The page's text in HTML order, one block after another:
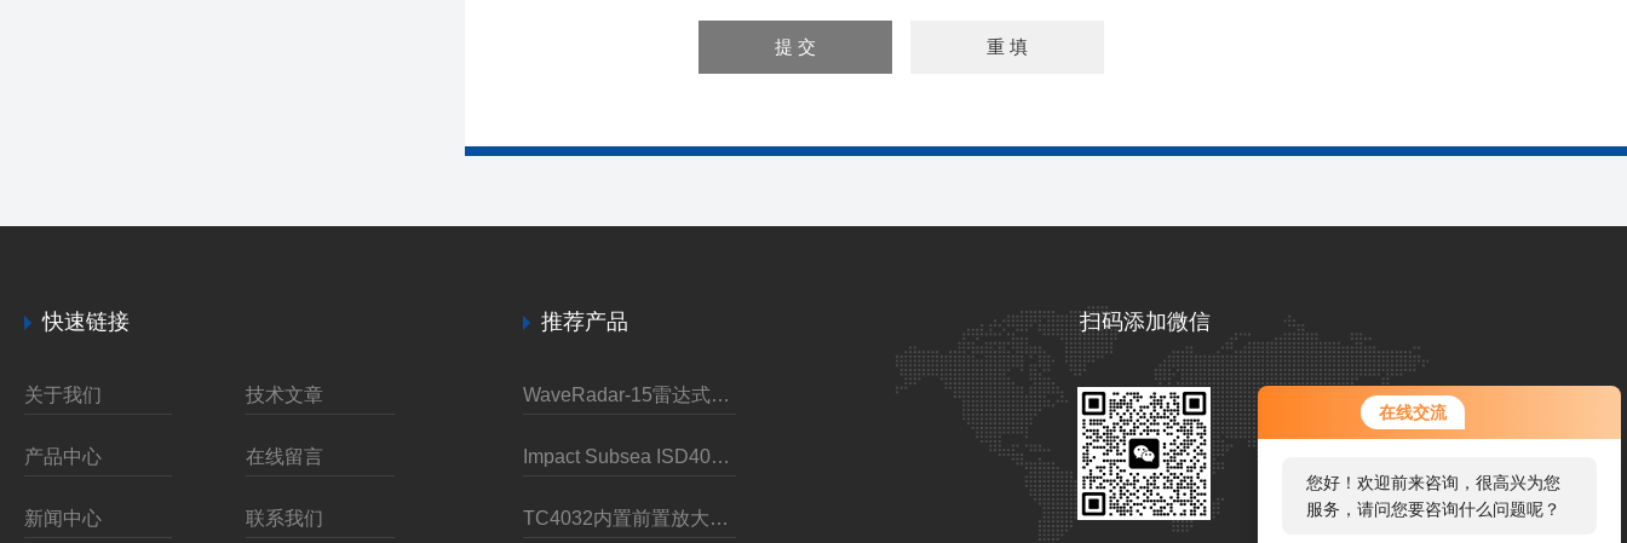
在线交流
您好！欢迎前来咨询，很高兴为您
服务，请问您要咨询什么问题呢？
快速链接
关于我们 技术文章
产品中心 在线留言
新闻中心 联系我们
推荐产品
WaveRadar-15雷达式波浪水位传感器
Impact Subsea ISD4000深度计（带AHRS）
TC4032内置前置放大器标量水听器
扫码添加微信